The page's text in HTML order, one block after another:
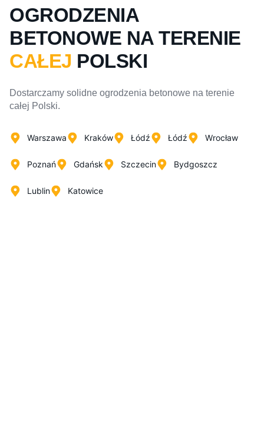
OGRODZENIA
BETONOWE NA TERENIE
CAŁEJ POLSKI
Dostarczamy solidne ogrodzenia betonowe na terenie
całej Polski.
Warszawa Kraków Łódź Łódź Wrocław
Poznań Gdańsk Szczecin Bydgoszcz
Lublin Katowice